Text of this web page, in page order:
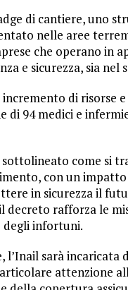
di cantiere, uno
nelle aree
che operano in
e sicurezza, sia
di risorse
di 94 medici e
come si
con un
in sicurezza il
decreto rafforza le
degli infortuni.
l’Inail sarà
attenzione